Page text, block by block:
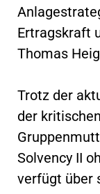
Ertragskraft
Thomas
Trotz der
der
Solvency II
verfügt über